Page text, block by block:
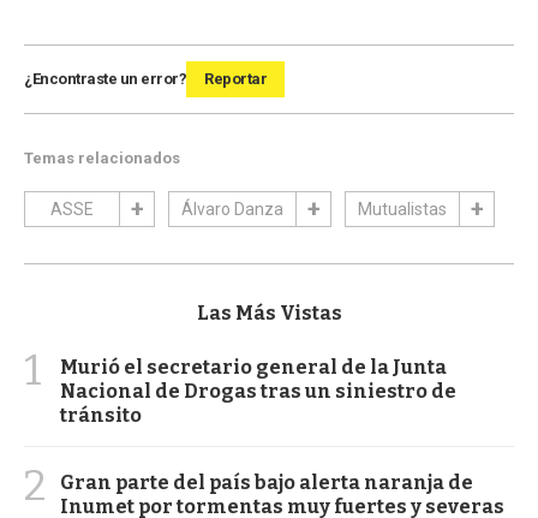
¿Encontraste un error? Reportar
Temas relacionados
ASSE Álvaro Danza Mutualistas
Las Más Vistas
1
Murió el secretario general de la Junta
Nacional de Drogas tras un siniestro de
tránsito
2
Gran parte del país bajo alerta naranja de
Inumet por tormentas muy fuertes y severas